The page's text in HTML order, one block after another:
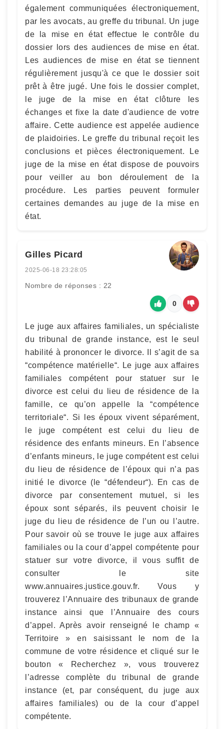
également communiquées électroniquement,
par les avocats, au greffe du tribunal. Un juge
de la mise en état effectue le contrôle du
dossier lors des audiences de mise en état.
Les audiences de mise en état se tiennent
régulièrement jusqu'à ce que le dossier soit
prêt à être jugé. Une fois le dossier complet,
le juge de la mise en état clôture les
échanges et fixe la date d'audience de votre
affaire. Cette audience est appelée audience
de plaidoiries. Le greffe du tribunal reçoit les
conclusions et pièces électroniquement. Le
juge de la mise en état dispose de pouvoirs
pour veiller au bon déroulement de la
procédure. Les parties peuvent formuler
certaines demandes au juge de la mise en
état.
Gilles Picard
2025-06-18 23:28:05
Nombre de réponses : 22
0
Le juge aux affaires familiales, un spécialiste
du tribunal de grande instance, est le seul
habilité à prononcer le divorce. Il s’agit de sa
“compétence matérielle“. Le juge aux affaires
familiales compétent pour statuer sur le
divorce est celui du lieu de résidence de la
famille, ce qu’on appelle la “compétence
territoriale“. Si les époux vivent séparément,
le juge compétent est celui du lieu de
résidence des enfants mineurs. En l’absence
d’enfants mineurs, le juge compétent est celui
du lieu de résidence de l’époux qui n’a pas
initié le divorce (le “défendeur“). En cas de
divorce par consentement mutuel, si les
époux sont séparés, ils peuvent choisir le
juge du lieu de résidence de l’un ou l’autre.
Pour savoir où se trouve le juge aux affaires
familiales ou la cour d’appel compétente pour
statuer sur votre divorce, il vous suffit de
consulter le site
www.annuaires.justice.gouv.fr. Vous y
trouverez l’Annuaire des tribunaux de grande
instance ainsi que l’Annuaire des cours
d’appel. Après avoir renseigné le champ «
Territoire » en saisissant le nom de la
commune de votre résidence et cliqué sur le
bouton « Recherchez », vous trouverez
l’adresse complète du tribunal de grande
instance (et, par conséquent, du juge aux
affaires familiales) ou de la cour d’appel
compétente.